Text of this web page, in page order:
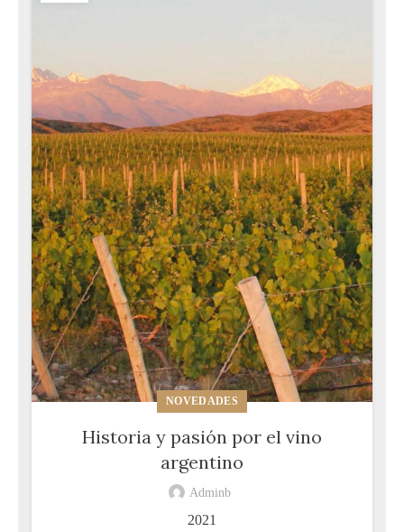
NOVEDADES
Historia y pasión por el vino
argentino
Adminb
2021